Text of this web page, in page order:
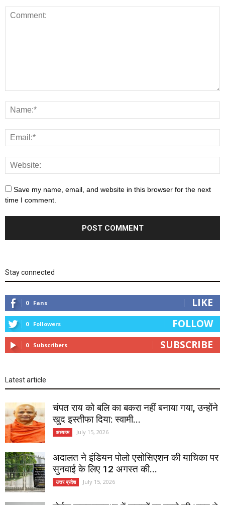
Save my name, email, and website in this browser for the next
time I comment.
Stay connected
0 Fans LIKE
0 Followers FOLLOW
0 Subscribers SUBSCRIBE
Latest article
चंपत राय को बलि का बकरा नहीं बनाया गया, उन्होंने
खुद इस्तीफा दिया: स्वामी...
अध्यात्म July 15, 2026
अदालत ने इंडियन पोलो एसोसिएशन की याचिका पर
सुनवाई के लिए 12 अगस्त की...
उत्तर प्रदेश July 15, 2026